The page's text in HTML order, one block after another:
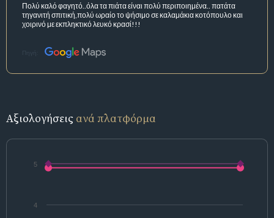
Πολύ καλό φαγητό..όλα τα πιάτα είναι πολύ περιποιημένα.. πατάτα
τηγανιτή σπιτική,πολύ ωραίο το ψήσιμο σε καλαμάκια κοτόπουλο και
χοιρινό με εκπληκτικό λευκό κρασί!!!
Πηγή:
Αξιολογήσεις ανά πλατφόρμα
4
5